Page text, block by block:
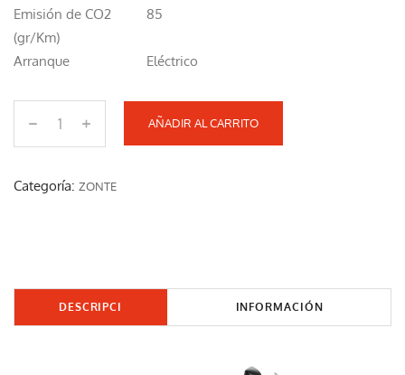
Emisión de CO2
(gr/Km)
85
Arranque Eléctrico
S
P
R
AÑADIR AL CARRITO
Categoría: ZONTE
DESCRIPCI INFORMACIÓN